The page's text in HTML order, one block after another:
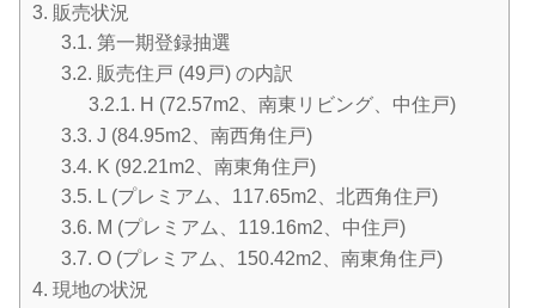
3. 販売状況
3.1. 第一期登録抽選
3.2. 販売住戸 (49戸) の内訳
3.2.1. H (72.57m2、南東リビング、中住戸)
3.3. J (84.95m2、南西角住戸)
3.4. K (92.21m2、南東角住戸)
3.5. L (プレミアム、117.65m2、北西角住戸)
3.6. M (プレミアム、119.16m2、中住戸)
3.7. O (プレミアム、150.42m2、南東角住戸)
4. 現地の状況